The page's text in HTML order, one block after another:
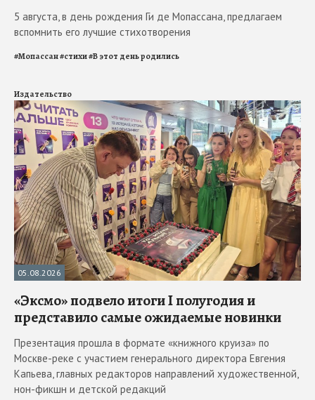
5 августа, в день рождения Ги де Мопассана, предлагаем
вспомнить его лучшие стихотворения
#Мопассан#стихи#В этот день родились
Издательство
05.08.2026
«Эксмо» подвело итоги I полугодия и
представило самые ожидаемые новинки
Презентация прошла в формате «книжного круиза» по
Москве-реке с участием генерального директора Евгения
Капьева, главных редакторов направлений художественной,
нон-фикшн и детской редакций